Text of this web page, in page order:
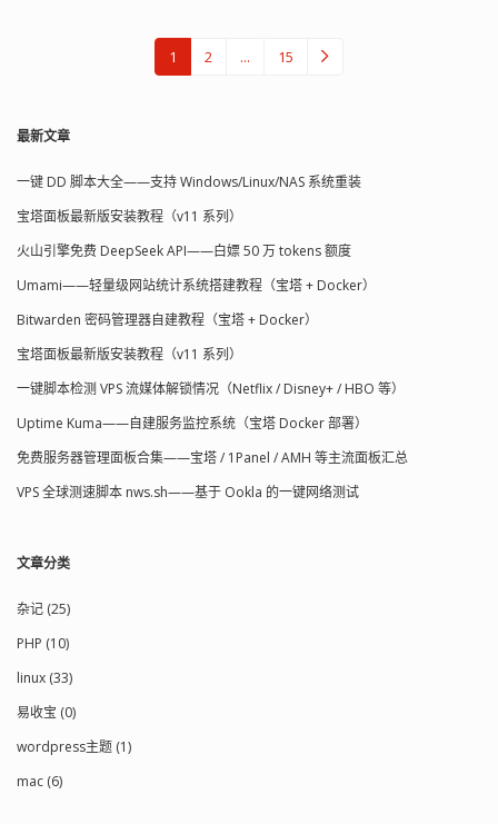
1 2 ... 15
最新文章
一键 DD 脚本大全——支持 Windows/Linux/NAS 系统重装
宝塔面板最新版安装教程（v11 系列）
火山引擎免费 DeepSeek API——白嫖 50 万 tokens 额度
Umami——轻量级网站统计系统搭建教程（宝塔 + Docker）
Bitwarden 密码管理器自建教程（宝塔 + Docker）
宝塔面板最新版安装教程（v11 系列）
一键脚本检测 VPS 流媒体解锁情况（Netflix / Disney+ / HBO 等）
Uptime Kuma——自建服务监控系统（宝塔 Docker 部署）
免费服务器管理面板合集——宝塔 / 1Panel / AMH 等主流面板汇总
VPS 全球测速脚本 nws.sh——基于 Ookla 的一键网络测试
文章分类
杂记 (25)
PHP (10)
linux (33)
易收宝 (0)
wordpress主题 (1)
mac (6)